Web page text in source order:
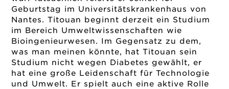
Geburtstag im Universitätskrankenhaus von
Nantes. Titouan beginnt derzeit ein Studium
im Bereich Umweltwissenschaften wie
Bioingenieurwesen. Im Gegensatz zu dem,
was man meinen könnte, hat Titouan sein
Studium nicht wegen Diabetes gewählt, er
hat eine große Leidenschaft für Technologie
und Umwelt. Er spielt auch eine aktive Rolle